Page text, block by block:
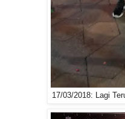
17/03/2018: Lagi